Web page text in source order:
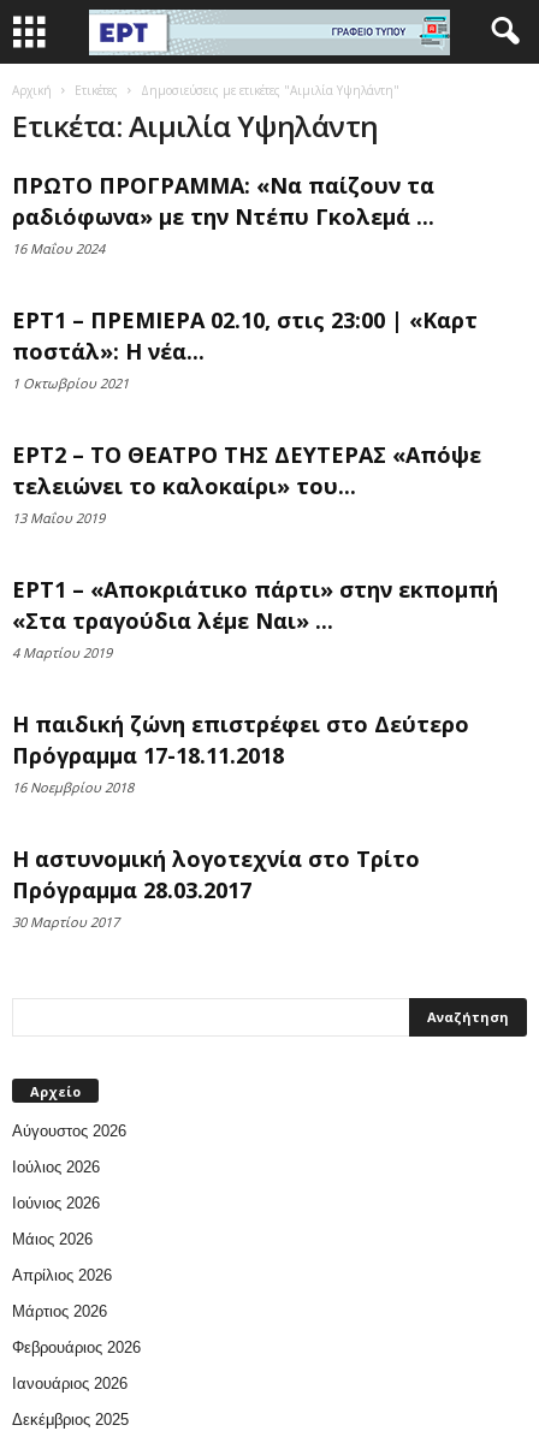
Αρχική Ετικέτες Δημοσιεύσεις με ετικέτες "Αιμιλία Υψηλάντη"
Ετικέτα: Αιμιλία Υψηλάντη
ΠΡΩΤΟ ΠΡΟΓΡΑΜΜΑ: «Να παίζουν τα
ραδιόφωνα» με την Ντέπυ Γκολεμά ...
16 Μαΐου 2024
ΕΡΤ1 – ΠΡΕΜΙΕΡΑ 02.10, στις 23:00 | «Καρτ
ποστάλ»: Η νέα...
1 Οκτωβρίου 2021
ΕΡΤ2 – ΤΟ ΘΕΑΤΡΟ ΤΗΣ ΔΕΥΤΕΡΑΣ «Απόψε
τελειώνει το καλοκαίρι» του...
13 Μαΐου 2019
ΕΡΤ1 – «Αποκριάτικο πάρτι» στην εκπομπή
«Στα τραγούδια λέμε Ναι» ...
4 Μαρτίου 2019
Η παιδική ζώνη επιστρέφει στο Δεύτερο
Πρόγραμμα 17-18.11.2018
16 Νοεμβρίου 2018
Η αστυνομική λογοτεχνία στο Τρίτο
Πρόγραμμα 28.03.2017
30 Μαρτίου 2017
Αρχείο
Αύγουστος 2026
Ιούλιος 2026
Ιούνιος 2026
Μάιος 2026
Απρίλιος 2026
Μάρτιος 2026
Φεβρουάριος 2026
Ιανουάριος 2026
Δεκέμβριος 2025